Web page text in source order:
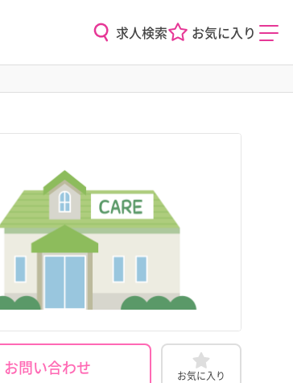
求人検索 お気に入り
お問い合わせ お気に入り